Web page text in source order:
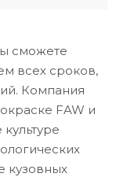
сможете
всех сроков,
Компания
FAW и
кузовных